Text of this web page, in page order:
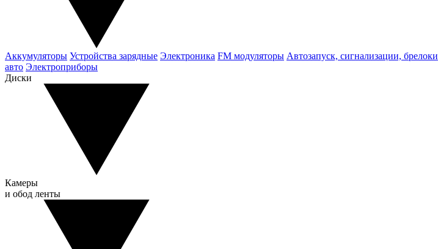
Аккумуляторы Устройства зарядные Электроника FM модуляторы Автозапуск, сигнализации, брелоки
авто Электроприборы
Диски
Камеры
и обод ленты